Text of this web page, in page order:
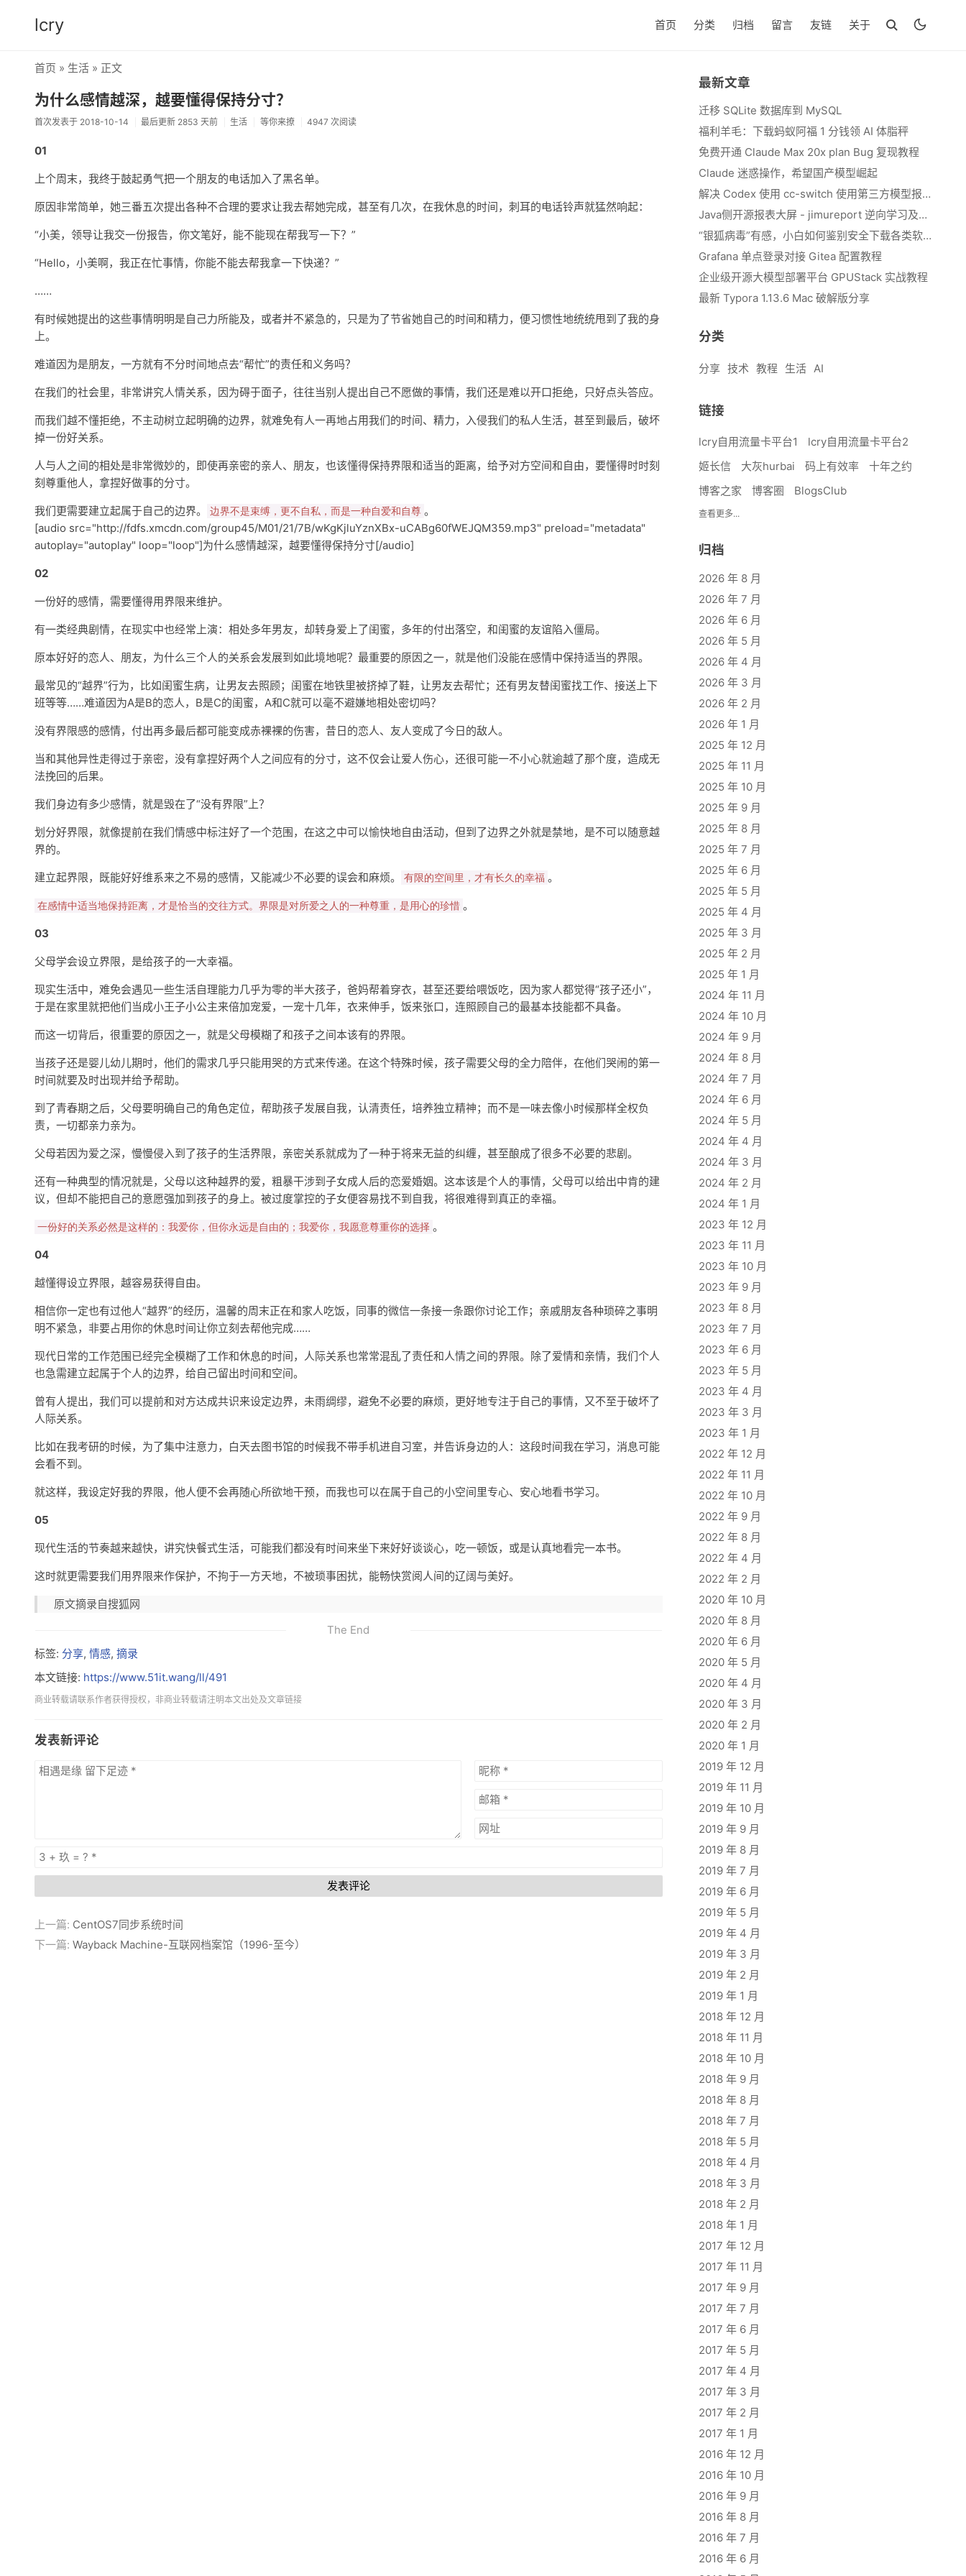
lcry 首页 分类 归档 留言 友链 关于
首页 » 生活 » 正文
为什么感情越深，越要懂得保持分寸？
首次发表于 2018-10-14 最后更新 2853 天前 生活 等你来撩 4947 次阅读
01
上个周末，我终于鼓起勇气把一个朋友的电话加入了黑名单。
原因非常简单，她三番五次提出各种不合理的要求让我去帮她完成，甚至有几次，在我休息的时间，刺耳的电话铃声就猛然响起：
“小美，领导让我交一份报告，你文笔好，能不能现在帮我写一下？”
“Hello，小美啊，我正在忙事情，你能不能去帮我拿一下快递？”
……
有时候她提出的这些事情明明是自己力所能及，或者并不紧急的，只是为了节省她自己的时间和精力，便习惯性地统统甩到了我的身
上。
难道因为是朋友，一方就有不分时间地点去“帮忙”的责任和义务吗？
在我们的社会里，非常讲究人情关系，因为碍于面子，往往当别人提出自己不愿做的事情，我们还是难以开口拒绝，只好点头答应。
而我们越不懂拒绝，不主动树立起明确的边界，就难免有人一再地占用我们的时间、精力，入侵我们的私人生活，甚至到最后，破坏
掉一份好关系。
人与人之间的相处是非常微妙的，即使再亲密的亲人、朋友，也该懂得保持界限和适当的距离，给予对方空间和自由，要懂得时时刻
刻尊重他人，拿捏好做事的分寸。
我们更需要建立起属于自己的边界。 边界不是束缚，更不自私，而是一种自爱和自尊 。
[audio src="http://fdfs.xmcdn.com/group45/M01/21/7B/wKgKjluYznXBx-uCABg60fWEJQM359.mp3" preload="metadata"
autoplay="autoplay" loop="loop"]为什么感情越深，越要懂得保持分寸[/audio]
02
一份好的感情，需要懂得用界限来维护。
有一类经典剧情，在现实中也经常上演：相处多年男友，却转身爱上了闺蜜，多年的付出落空，和闺蜜的友谊陷入僵局。
原本好好的恋人、朋友，为什么三个人的关系会发展到如此境地呢？最重要的原因之一，就是他们没能在感情中保持适当的界限。
最常见的“越界”行为，比如闺蜜生病，让男友去照顾；闺蜜在地铁里被挤掉了鞋，让男友去帮忙；还有男友替闺蜜找工作、接送上下
班等等……难道因为A是B的恋人，B是C的闺蜜，A和C就可以毫不避嫌地相处密切吗？
没有界限感的感情，付出再多最后都可能变成赤裸裸的伤害，昔日的恋人、友人变成了今日的敌人。
当和其他异性走得过于亲密，没有拿捏好两个人之间应有的分寸，这不仅会让爱人伤心，还很可能一不小心就逾越了那个度，造成无
法挽回的后果。
我们身边有多少感情，就是毁在了“没有界限”上？
划分好界限，就像提前在我们情感中标注好了一个范围，在这之中可以愉快地自由活动，但到了边界之外就是禁地，是不可以随意越
界的。
建立起界限，既能好好维系来之不易的感情，又能减少不必要的误会和麻烦。 有限的空间里，才有长久的幸福 。
在感情中适当地保持距离，才是恰当的交往方式。界限是对所爱之人的一种尊重，是用心的珍惜 。
03
父母学会设立界限，是给孩子的一大幸福。
现实生活中，难免会遇见一些生活自理能力几乎为零的半大孩子，爸妈帮着穿衣，甚至还要给喂饭吃，因为家人都觉得“孩子还小”，
于是在家里就把他们当成小王子小公主来倍加宠爱，一宠十几年，衣来伸手，饭来张口，连照顾自己的最基本技能都不具备。
而这一切背后，很重要的原因之一，就是父母模糊了和孩子之间本该有的界限。
当孩子还是婴儿幼儿期时，他们的需求几乎只能用哭的方式来传递。在这个特殊时候，孩子需要父母的全力陪伴，在他们哭闹的第一
时间就要及时出现并给予帮助。
到了青春期之后，父母要明确自己的角色定位，帮助孩子发展自我，认清责任，培养独立精神；而不是一味去像小时候那样全权负
责，一切都亲力亲为。
父母若因为爱之深，慢慢侵入到了孩子的生活界限，亲密关系就成为了一种于将来无益的纠缠，甚至酿成了很多不必要的悲剧。
还有一种典型的情况就是，父母以这种越界的爱，粗暴干涉到子女成人后的恋爱婚姻。这本该是个人的事情，父母可以给出中肯的建
议，但却不能把自己的意愿强加到孩子的身上。被过度掌控的子女便容易找不到自我，将很难得到真正的幸福。
一份好的关系必然是这样的：我爱你，但你永远是自由的；我爱你，我愿意尊重你的选择 。
04
越懂得设立界限，越容易获得自由。
相信你一定也有过他人“越界”的经历，温馨的周末正在和家人吃饭，同事的微信一条接一条跟你讨论工作；亲戚朋友各种琐碎之事明
明不紧急，非要占用你的休息时间让你立刻去帮他完成……
现代日常的工作范围已经完全模糊了工作和休息的时间，人际关系也常常混乱了责任和人情之间的界限。除了爱情和亲情，我们个人
也急需建立起属于个人的边界，给自己留出时间和空间。
曾有人提出，我们可以提前和对方达成共识来设定边界，未雨绸缪，避免不必要的麻烦，更好地专注于自己的事情，又不至于破坏了
人际关系。
比如在我考研的时候，为了集中注意力，白天去图书馆的时候我不带手机进自习室，并告诉身边的人：这段时间我在学习，消息可能
会看不到。
就这样，我设定好我的界限，他人便不会再随心所欲地干预，而我也可以在属于自己的小空间里专心、安心地看书学习。
05
现代生活的节奏越来越快，讲究快餐式生活，可能我们都没有时间来坐下来好好谈谈心，吃一顿饭，或是认真地看完一本书。
这时就更需要我们用界限来作保护，不拘于一方天地，不被琐事困扰，能畅快赏阅人间的辽阔与美好。
原文摘录自搜狐网
The End
标签: 分享, 情感, 摘录
本文链接: https://www.51it.wang/ll/491
商业转载请联系作者获得授权，非商业转载请注明本文出处及文章链接
发表新评论
发表评论
上一篇: CentOS7同步系统时间
下一篇: Wayback Machine-互联网档案馆（1996-至今）
最新文章
迁移 SQLite 数据库到 MySQL
福利羊毛：下载蚂蚁阿福 1 分钱领 AI 体脂秤
免费开通 Claude Max 20x plan Bug 复现教程
Claude 迷惑操作，希望国产模型崛起
解决 Codex 使用 cc-switch 使用第三方模型报错 We&#039;re currently experiencing high demand, which may cause temporary errors.
Java侧开源报表大屏 - jimureport 逆向学习及二开思路
“银狐病毒”有感，小白如何鉴别安全下载各类软件
Grafana 单点登录对接 Gitea 配置教程
企业级开源大模型部署平台 GPUStack 实战教程
最新 Typora 1.13.6 Mac 破解版分享
分类
分享 技术 教程 生活 AI
链接
lcry自用流量卡平台1
lcry自用流量卡平台2
姬长信
大灰hurbai 码上有效率
十年之约
博客之家
博客圈 BlogsClub
查看更多...
归档
2026 年 8 月
2026 年 7 月
2026 年 6 月
2026 年 5 月
2026 年 4 月
2026 年 3 月
2026 年 2 月
2026 年 1 月
2025 年 12 月
2025 年 11 月
2025 年 10 月
2025 年 9 月
2025 年 8 月
2025 年 7 月
2025 年 6 月
2025 年 5 月
2025 年 4 月
2025 年 3 月
2025 年 2 月
2025 年 1 月
2024 年 11 月
2024 年 10 月
2024 年 9 月
2024 年 8 月
2024 年 7 月
2024 年 6 月
2024 年 5 月
2024 年 4 月
2024 年 3 月
2024 年 2 月
2024 年 1 月
2023 年 12 月
2023 年 11 月
2023 年 10 月
2023 年 9 月
2023 年 8 月
2023 年 7 月
2023 年 6 月
2023 年 5 月
2023 年 4 月
2023 年 3 月
2023 年 1 月
2022 年 12 月
2022 年 11 月
2022 年 10 月
2022 年 9 月
2022 年 8 月
2022 年 4 月
2022 年 2 月
2020 年 10 月
2020 年 8 月
2020 年 6 月
2020 年 5 月
2020 年 4 月
2020 年 3 月
2020 年 2 月
2020 年 1 月
2019 年 12 月
2019 年 11 月
2019 年 10 月
2019 年 9 月
2019 年 8 月
2019 年 7 月
2019 年 6 月
2019 年 5 月
2019 年 4 月
2019 年 3 月
2019 年 2 月
2019 年 1 月
2018 年 12 月
2018 年 11 月
2018 年 10 月
2018 年 9 月
2018 年 8 月
2018 年 7 月
2018 年 5 月
2018 年 4 月
2018 年 3 月
2018 年 2 月
2018 年 1 月
2017 年 12 月
2017 年 11 月
2017 年 9 月
2017 年 7 月
2017 年 6 月
2017 年 5 月
2017 年 4 月
2017 年 3 月
2017 年 2 月
2017 年 1 月
2016 年 12 月
2016 年 10 月
2016 年 9 月
2016 年 8 月
2016 年 7 月
2016 年 6 月